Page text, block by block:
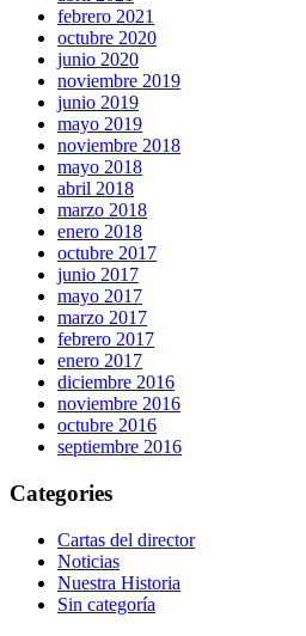
febrero 2021
octubre 2020
junio 2020
noviembre 2019
junio 2019
mayo 2019
noviembre 2018
mayo 2018
abril 2018
marzo 2018
enero 2018
octubre 2017
junio 2017
mayo 2017
marzo 2017
febrero 2017
enero 2017
diciembre 2016
noviembre 2016
octubre 2016
septiembre 2016
Categories
Cartas del director
Noticias
Nuestra Historia
Sin categoría